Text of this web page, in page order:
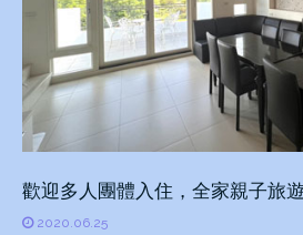
歡迎多人團體入住，全家親子旅
2020.06.25